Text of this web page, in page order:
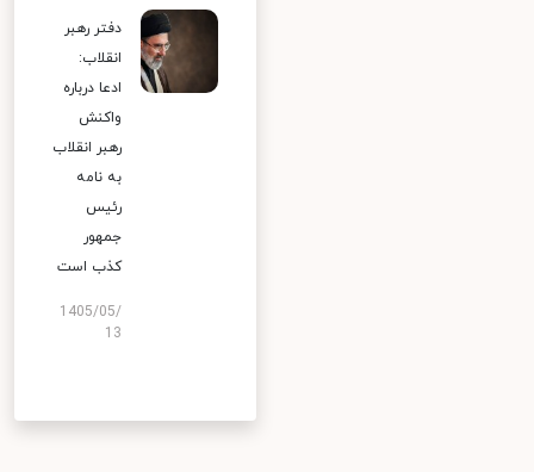
دفتر رهبر
انقلاب:
ادعا درباره
واکنش
رهبر انقلاب
به نامه
رئیس
جمهور
کذب است
1405/05/
13